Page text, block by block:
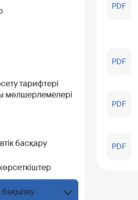
тарифтері
мөлшерлемелері
басқару
PDF
PDF
PDF
PDF